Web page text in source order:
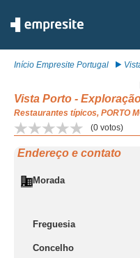
Início Empresite Portugal
Vista Porto -
Restaurantes típicos, PORTO
(0 votos)
Endereço e contato
Morada
Freguesia
Concelho